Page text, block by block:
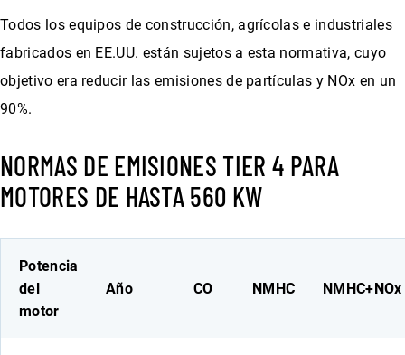
Todos los equipos de construcción, agrícolas e industriales
fabricados en EE.UU. están sujetos a esta normativa, cuyo
objetivo era reducir las emisiones de partículas y NOx en un
90%.
NORMAS DE EMISIONES TIER 4 PARA
MOTORES DE HASTA 560 KW
Potencia
del
motor
Año CO NMHC NMHC+NOx